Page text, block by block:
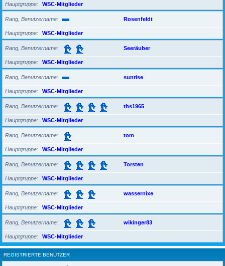
Hauptgruppe WSC-Mitglieder
Rang, Benutzername Rosenfeldt
Hauptgruppe WSC-Mitglieder
Rang, Benutzername Seeräuber
Hauptgruppe WSC-Mitglieder
Rang, Benutzername sunrise
Hauptgruppe WSC-Mitglieder
Rang, Benutzername ths1965
Hauptgruppe WSC-Mitglieder
Rang, Benutzername tom
Hauptgruppe WSC-Mitglieder
Rang, Benutzername Torsten
Hauptgruppe WSC-Mitglieder
Rang, Benutzername wassernixe
Hauptgruppe WSC-Mitglieder
Rang, Benutzername wikinger83
Hauptgruppe WSC-Mitglieder
REGISTRIERTE BENUTZER